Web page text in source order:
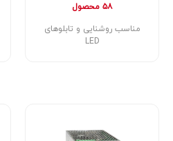
۵۸ محصول
مناسب روشنایی و تابلوهای
LED